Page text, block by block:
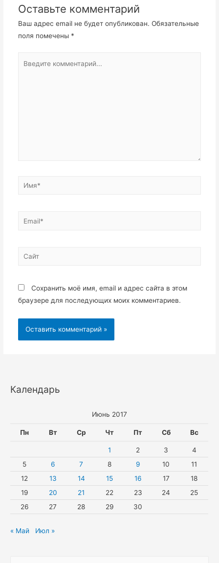
Оставьте комментарий
Ваш адрес email не будет опубликован. Обязательные
поля помечены *
Имя*
Email*
Сайт
Сохранить моё имя, email и адрес сайта в этом
браузере для последующих моих комментариев.
Календарь
Июнь 2017
Пн Вт Ср Чт Пт Сб Вс
1 2 3
4
5
6 7 8 9 10
11
12
13 14 15 16 17
18
19
20 21 22 23 24
25
26
27 28 29 30
« Май Июл »